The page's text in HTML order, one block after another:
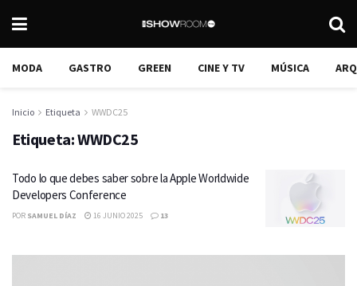
MODA GASTRO GREEN CINE Y TV MÚSICA
Inicio Etiqueta WWDC25
Etiqueta:WWDC25
Todo lo que debes saber sobre la Apple Worldwide
Developers Conference
POR SAMUEL DÍAZ 16 JUNIO 2025 13